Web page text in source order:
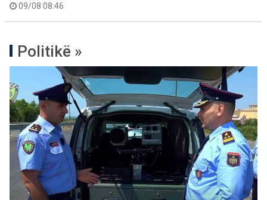
09/08 08:46
Politikë »